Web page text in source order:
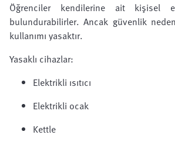
Öğrenciler kendilerine ait kişisel
bulundurabilirler. Ancak güvenlik
kullanımı yasaktır.
Yasaklı cihazlar:
Elektrikli ısıtıcı
Elektrikli ocak
Kettle